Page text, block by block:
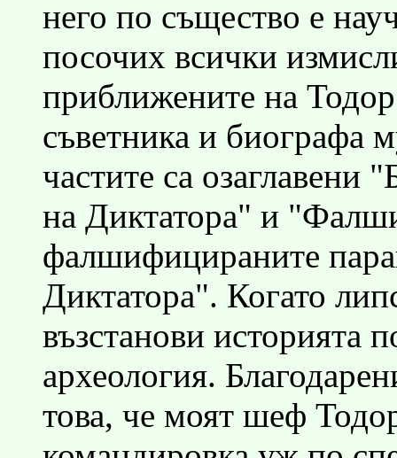
него по същество е
посочих всички
приближените на
съветника и биографа
частите са озаглавени
на Диктатора" и
фалшифицираните
Диктатора". Когато
възстанови историята
археология.
това, че моят шеф